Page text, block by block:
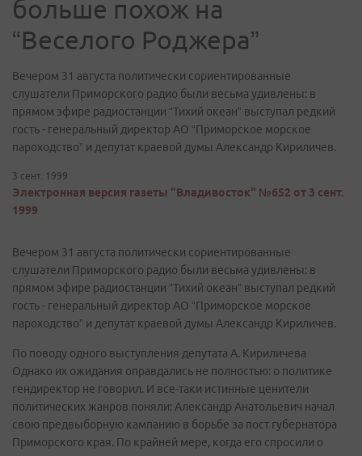
больше похож на
“Веселого Роджера”
Вечером 31 августа политически сориентированные
слушатели Приморского радио были весьма удивлены: в
прямом эфире радиостанции “Тихий океан” выступал редкий
гость - генеральный директор АО “Приморское морское
пароходство” и депутат краевой думы Александр Кириличев.
3 сент. 1999
Электронная версия газеты "Владивосток" №652 от 3 сент.
1999
Вечером 31 августа политически сориентированные
слушатели Приморского радио были весьма удивлены: в
прямом эфире радиостанции “Тихий океан” выступал редкий
гость - генеральный директор АО “Приморское морское
пароходство” и депутат краевой думы Александр Кириличев.
По поводу одного выступления депутата А. Кириличева
Однако их ожидания оправдались не полностью: о политике
гендиректор не говорил. И все-таки истинные ценители
политических жанров поняли: Александр Анатольевич начал
свою предвыборную кампанию в борьбе за пост губернатора
Приморского края. По крайней мере, когда его спросили о